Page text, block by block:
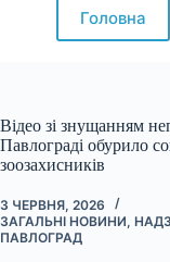
Головна
Відео зі знущанням
Павлограді обурило
зоозахисників
3 ЧЕРВНЯ, 2026
ЗАГАЛЬНІ НОВИНИ,
ПАВЛОГРАД